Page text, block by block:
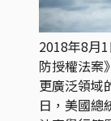
2018年8月
防授權法案
更廣泛領域
日，美國總